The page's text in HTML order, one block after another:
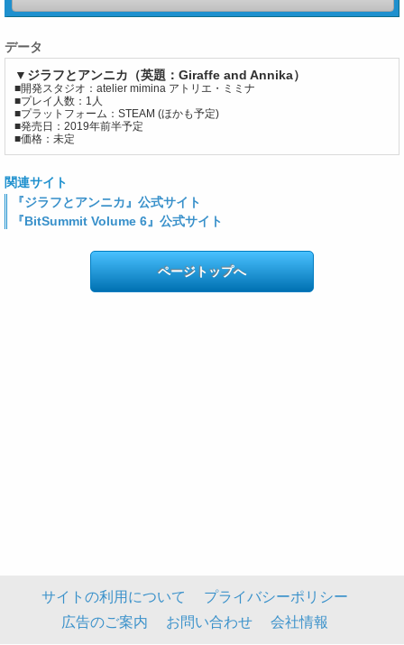
データ
▼ジラフとアンニカ（英題：Giraffe and Annika）
■開発スタジオ：atelier mimina アトリエ・ミミナ
■プレイ人数：1人
■プラットフォーム：STEAM (ほかも予定)
■発売日：2019年前半予定
■価格：未定
関連サイト
『ジラフとアンニカ』公式サイト
『BitSummit Volume 6』公式サイト
ページトップへ
サイトの利用について
プライバシーポリシー
広告のご案内
お問い合わせ 会社情報